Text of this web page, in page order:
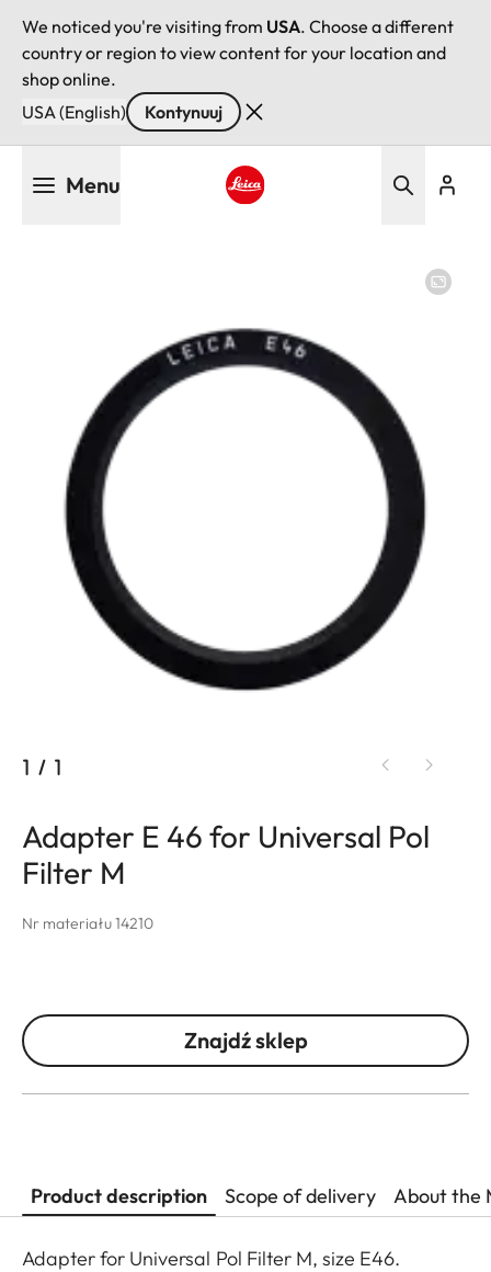
We noticed you're visiting from USA. Choose a different
country or region to view content for your location and
shop online.
USA (English)
Kontynuuj
Menu
1 / 1
Adapter E 46 for Universal Pol
Filter M
Nr materiału 14210
Znajdź sklep
Product description Scope of delivery About the
Adapter for Universal Pol Filter M, size E46.